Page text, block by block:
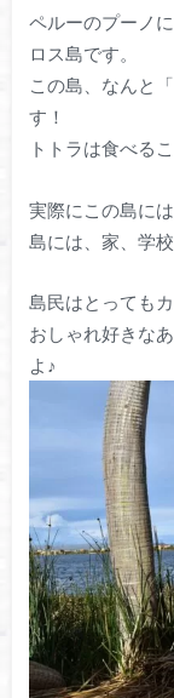
ペルーのプーノ
ロス島です。
この島、なんと
す！
トトラは食べる
実際にこの島に
島には、家、学
島民はとっても
おしゃれ好きな
よ♪